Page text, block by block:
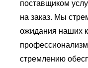
поставщиком
на заказ. Мы
ожидания наших
стремлению